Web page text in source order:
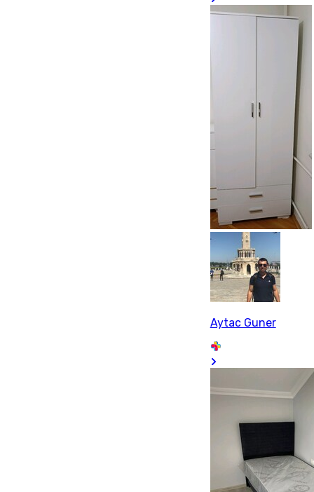
Aytac Guner